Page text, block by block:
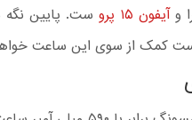
وآیفون ۱۵ پرو
ست. پایین نگه
کمک از سوی این ساعت